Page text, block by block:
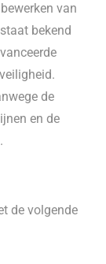
van
bekend
de
en de
de volgende